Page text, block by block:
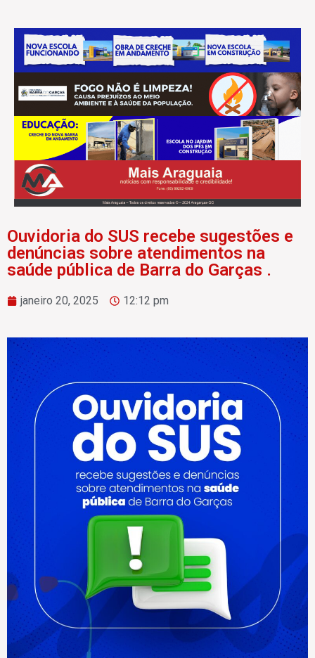
Ouvidoria do SUS recebe sugestões e
denúncias sobre atendimentos na
saúde pública de Barra do Garças .
janeiro 20, 2025 12:12 pm